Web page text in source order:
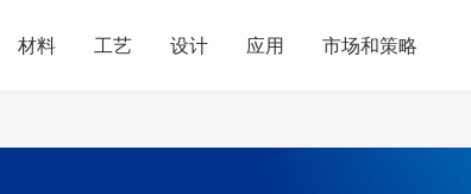
材料 工艺 设计 应用 市场和策略